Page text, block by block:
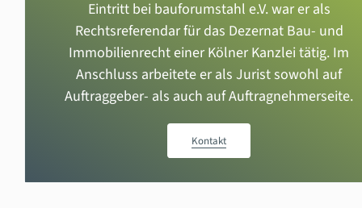
Eintritt bei bauforumstahl e.V. war er als
Rechtsreferendar für das Dezernat Bau- und
Immobilienrecht einer Kölner Kanzlei tätig. Im
Anschluss arbeitete er als Jurist sowohl auf
Auftraggeber- als auch auf Auftragnehmerseite.
Kontakt